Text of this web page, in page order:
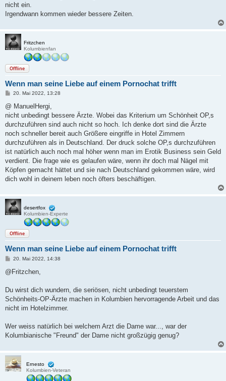
nicht ein.
Irgendwann kommen wieder bessere Zeiten.
Fritzchen
Kolumbienfan
Offline
Wenn man seine Liebe auf einem Pornochat trifft
B
i
r
a
20. Mai 2022, 13:28
@ ManuelHergi,
nicht unbedingt bessere Ärzte. Wobei das Kriterium um Schönheit OP,s
durchzuführen sind auch nicht so hoch. Ich denke dort sind die Ärzte
noch schneller bereit auch Größere eingriffe in Hotel Zimmern
durchzuführen als in Deutschland. Der druck solche OP,s durchzuführen
ist natürlich auch noch mal höher wenn man im Erotik Business sein Geld
verdient. Die frage wie es gelaufen wäre, wenn ihr doch mal Nägel mit
Köpfen gemacht hättet und sie nach Deutschland gekommen wäre, wird
dich wohl in deinem leben noch öfters beschäftigen.
desertfox
Kolumbien-Experte
Offline
Wenn man seine Liebe auf einem Pornochat trifft
B
i
a
20. Mai 2022, 14:38
@Fritzchen,
Du wirst dich wundern, die seriösen, nicht unbedingt teuerstem
Schönheits-OP-Ärzte machen in Kolumbien hervorragende Arbeit und das
nicht im Hotelzimmer.
Wer weiss natürlich bei welchem Arzt die Dame war..., war der
Kolumbianische "Freund" der Dame nicht großzügig genug?
Ernesto
Kolumbien-Veteran